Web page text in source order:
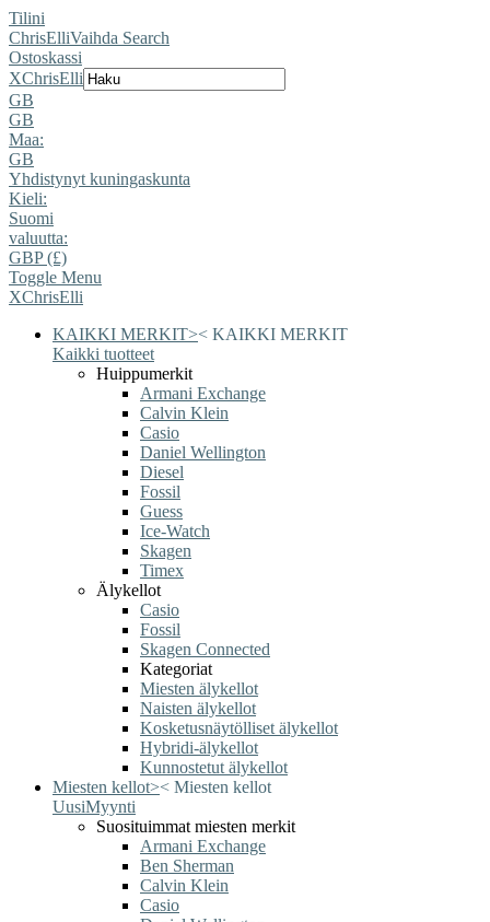
Tilini
ChrisElliVaihda Search
Ostoskassi
XChrisElli
GB
GB
Maa:
GB
Yhdistynyt kuningaskunta
Kieli:
Suomi
valuutta:
GBP (£)
Toggle Menu
XChrisElli
KAIKKI MERKIT>< KAIKKI MERKIT
Kaikki tuotteet
Huippumerkit
Armani Exchange
Calvin Klein
Casio
Daniel Wellington
Diesel
Fossil
Guess
Ice-Watch
Skagen
Timex
Älykellot
Casio
Fossil
Skagen Connected
Kategoriat
Miesten älykellot
Naisten älykellot
Kosketusnäytölliset älykellot
Hybridi-älykellot
Kunnostetut älykellot
Miesten kellot>< Miesten kellot
UusiMyynti
Suosituimmat miesten merkit
Armani Exchange
Ben Sherman
Calvin Klein
Casio